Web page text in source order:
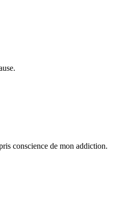
conscience de mon addiction.